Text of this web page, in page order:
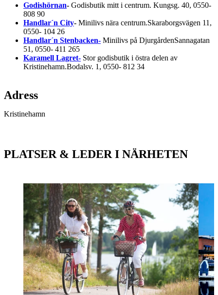
Godishörnan- Godisbutik mitt i centrum. Kungsg. 40, 0550-
808 90
Handlar´n City- Minilivs nära centrum.Skaraborgsvägen 11,
0550- 104 26
Handlar´n Stenbacken- Minilivs på DjurgårdenSannagatan
51, 0550- 411 265
Karamell Lagret- Stor godisbutik i östra delen av
Kristinehamn.Bodalsv. 1, 0550- 812 34
Adress
Kristinehamn
PLATSER & LEDER I NÄRHETEN